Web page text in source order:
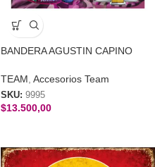
BANDERA AGUSTIN CAPINO
TEAM Accesorios Team
SKU: 9995
$13.500,00